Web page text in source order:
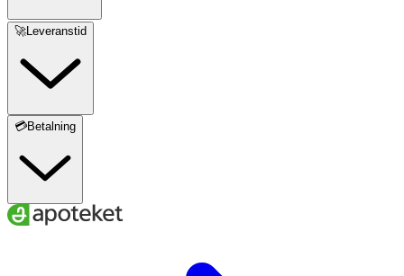
🚀Leveranstid
💳Betalning